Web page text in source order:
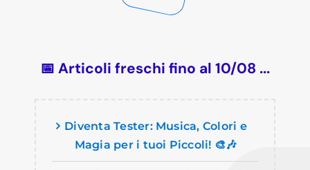
📅 Articoli freschi fino al 10/08 ...
Diventa Tester: Musica, Colori e
Magia per i tuoi Piccoli! 🎨🎶